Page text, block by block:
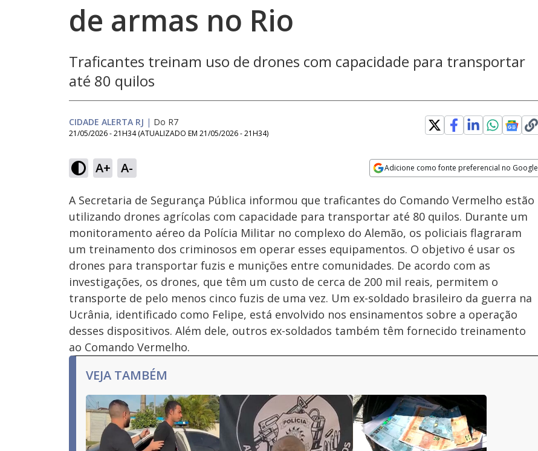
de armas no Rio
Traficantes treinam uso de drones com capacidade para transportar
até 80 quilos
CIDADE ALERTA RJ | Do R7
21/05/2026 - 21H34 (ATUALIZADO EM 21/05/2026 - 21H34)
A+ A- Adicione como fonte preferencial no Google
Ativar
Som
18.22%
Velocidade
A Secretaria de Segurança Pública informou que traficantes do Comando Vermelho estão
utilizando drones agrícolas com capacidade para transportar até 80 quilos. Durante um
monitoramento aéreo da Polícia Militar no complexo do Alemão, os policiais flagraram
um treinamento dos criminosos em operar esses equipamentos. O objetivo é usar os
drones para transportar fuzis e munições entre comunidades. De acordo com as
investigações, os drones, que têm um custo de cerca de 200 mil reais, permitem o
transporte de pelo menos cinco fuzis de uma vez. Um ex-soldado brasileiro da guerra na
Ucrânia, identificado como Felipe, está envolvido nos ensinamentos sobre a operação
desses dispositivos. Além dele, outros ex-soldados também têm fornecido treinamento
ao Comando Vermelho.
VEJA TAMBÉM